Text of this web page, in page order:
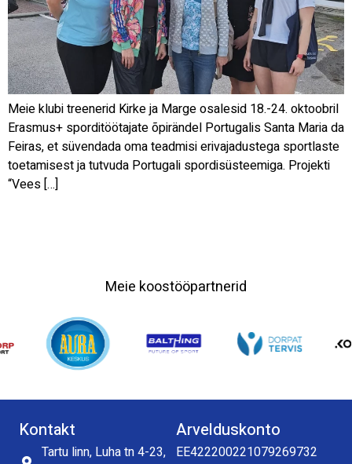
Meie klubi treenerid Kirke ja Marge osalesid 18.-24. oktoobril
Erasmus+ sporditöötajate õpirändel Portugalis Santa Maria da
Feiras, et süvendada oma teadmisi erivajadustega sportlaste
toetamisest ja tutvuda Portugali spordisüsteemiga. Projekti
“Vees […]
Meie koostööpartnerid
Kontakt
Tartu linn, Luha tn 4-23,
Arvelduskonto
EE422200221079269732